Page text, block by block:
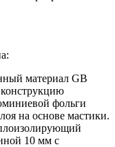
материал GB
фольги
на основе мастики.
10 мм с